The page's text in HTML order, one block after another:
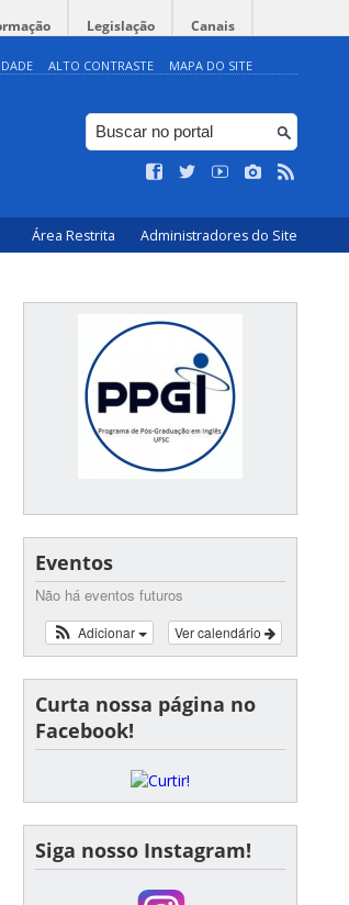
Legislação Canais
ALTO CONTRASTE MAPA DO SITE
Área Restrita Administradores do Site
Eventos
Não há eventos futuros
Ver calendário
Adicionar
Curta nossa página no
Facebook!
Siga nosso Instagram!